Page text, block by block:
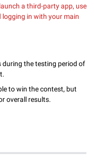
a third-party app, use
logging in with your main
during the testing period of
to win the contest, but
overall results.